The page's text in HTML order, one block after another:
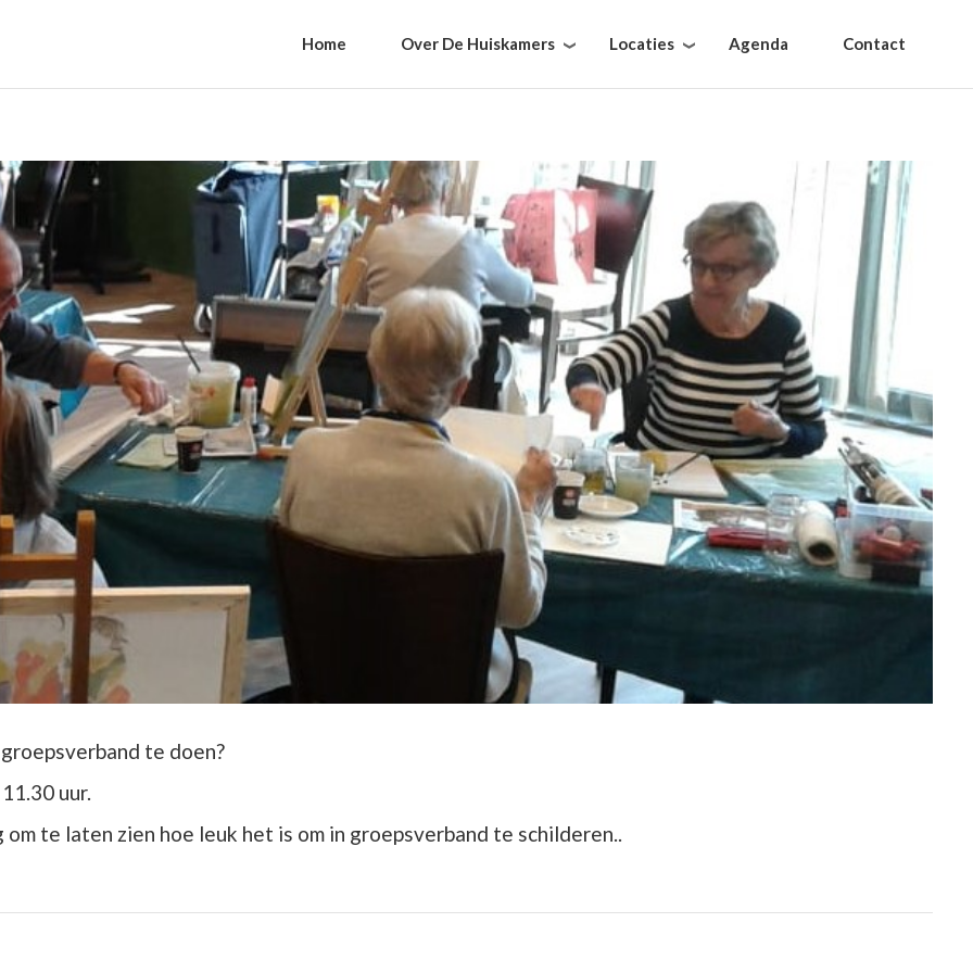
Home Over De Huiskamers Locaties Agenda Contact
te doen?
uur.
te laten zien hoe leuk het is om in groepsverband te schilderen..